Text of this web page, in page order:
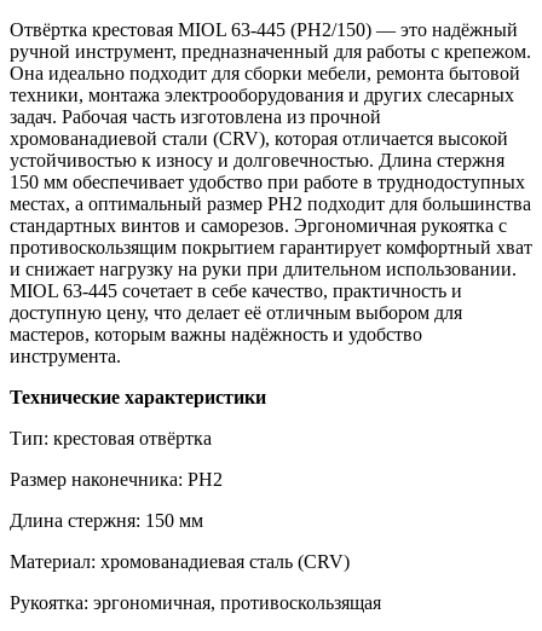
Отвёртка крестовая MIOL 63‑445 (PH2/150) — это надёжный
ручной инструмент, предназначенный для работы с крепежом.
Она идеально подходит для сборки мебели, ремонта бытовой
техники, монтажа электрооборудования и других слесарных
задач. Рабочая часть изготовлена из прочной
хромованадиевой стали (CRV), которая отличается высокой
устойчивостью к износу и долговечностью. Длина стержня
150 мм обеспечивает удобство при работе в труднодоступных
местах, а оптимальный размер PH2 подходит для большинства
стандартных винтов и саморезов. Эргономичная рукоятка с
противоскользящим покрытием гарантирует комфортный хват
и снижает нагрузку на руки при длительном использовании.
MIOL 63‑445 сочетает в себе качество, практичность и
доступную цену, что делает её отличным выбором для
мастеров, которым важны надёжность и удобство
инструмента.
Технические характеристики
Тип: крестовая отвёртка
Размер наконечника: PH2
Длина стержня: 150 мм
Материал: хромованадиевая сталь (CRV)
Рукоятка: эргономичная, противоскользящая